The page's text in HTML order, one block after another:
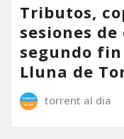
Tributos,
sesiones
segundo fin
Lluna de
torrent al dia